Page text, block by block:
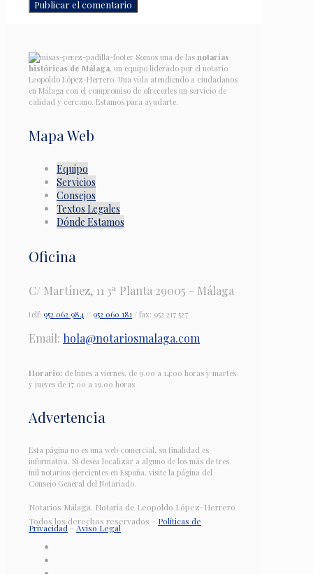
Somos una de las notarías
históricas de Málaga, un equipo liderado por el notario
Leopoldo López-Herrero. Una vida atendiendo a ciudadanos
en Málaga con el compromiso de ofrecerles un servicio de
calidad y cercano. Estamos para ayudarte.
Mapa Web
Equipo
Servicios
Consejos
Textos Legales
Dónde Estamos
Oficina
C/ Martínez, 11 3ª Planta 29005 - Málaga
telf: 952 062 984 // 952 060 181 / fax: 952 217 527
Email: hola@notariosmalaga.com
Horario: de lunes a viernes, de 9.00 a 14:00 horas y martes
y jueves de 17.00 a 19.00 horas
Advertencia
Esta página no es una web comercial, su finalidad es
informativa. Si desea localizar a alguno de los más de tres
mil notarios ejercientes en España, visite la página del
Consejo General del Notariado.
Notarios Málaga. Notaría de Leopoldo López-Herrero
Todos los derechos reservados - Políticas de
Privacidad-Aviso Legal